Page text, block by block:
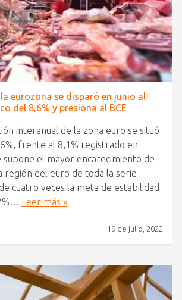
eurozona se disparó en junio al
del 8,6% y presiona al BCE
interanual de la zona euro se situó
frente al 8,1% registrado en
supone el mayor encarecimiento de
región del euro de toda la serie
cuatro veces la meta de estabilidad
Leer más »
19 de julio, 2022